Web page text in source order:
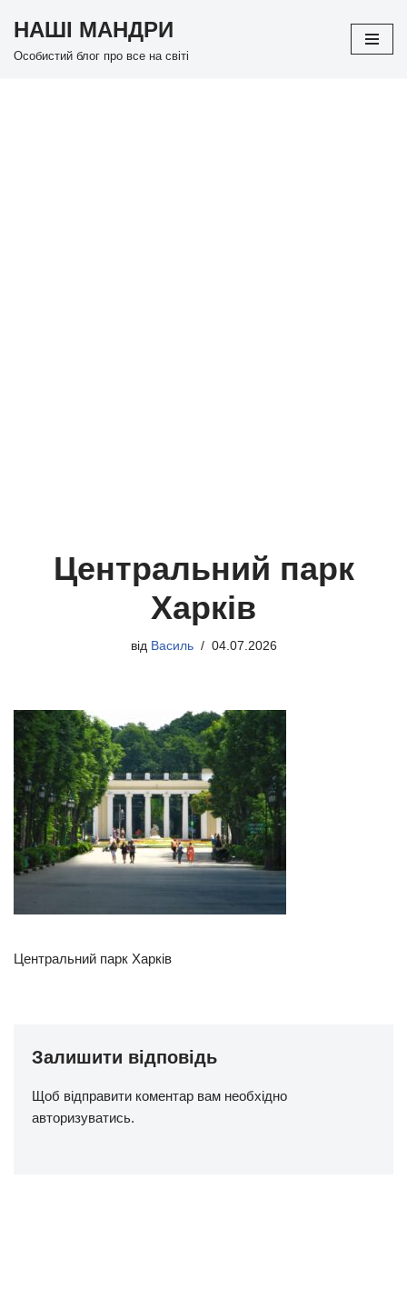
Перейти
НАШІ МАНДРИ
Особистий блог про все на світі
Центральний парк
Харків
від Василь 04.07.2026
Центральний парк Харків
Залишити відповідь
Щоб відправити коментар вам необхідно
авторизуватись.